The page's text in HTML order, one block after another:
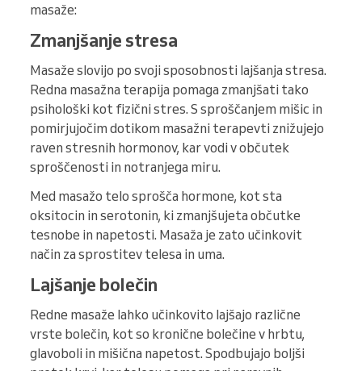
masaže:
Zmanjšanje stresa
Masaže slovijo po svoji sposobnosti lajšanja stresa.
Redna masažna terapija pomaga zmanjšati tako
psihološki kot fizični stres. S sproščanjem mišic in
pomirjujočim dotikom masažni terapevti znižujejo
raven stresnih hormonov, kar vodi v občutek
sproščenosti in notranjega miru.
Med masažo telo sprošča hormone, kot sta
oksitocin in serotonin, ki zmanjšujeta občutke
tesnobe in napetosti. Masaža je zato učinkovit
način za sprostitev telesa in uma.
Lajšanje bolečin
Redne masaže lahko učinkovito lajšajo različne
vrste bolečin, kot so kronične bolečine v hrbtu,
glavoboli in mišična napetost. Spodbujajo boljši